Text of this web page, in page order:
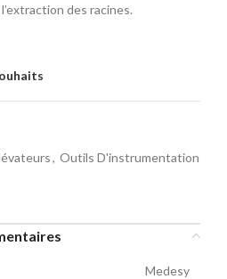
des racines.
, Outils D'instrumentation
Medesy